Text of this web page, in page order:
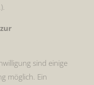
sind einige
möglich. Ein